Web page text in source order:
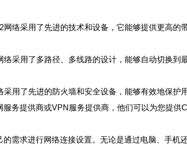
络采用了先进的技术和设备，它能够提供更高
采用了多路径、多线路的设计，能够自动切换
用了先进的防火墙和安全设备，能够有效地保护
务提供商或VPN服务提供商，他们可以为您提
需求进行网络连接设置。无论是通过电脑、手